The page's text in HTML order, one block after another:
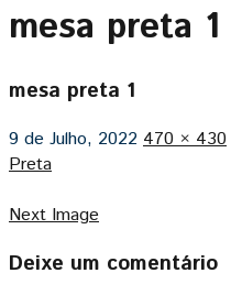
mesa preta 1
mesa preta 1
9 de Julho, 2022 470 × 430
Preta
Next Image
Deixe um comentário